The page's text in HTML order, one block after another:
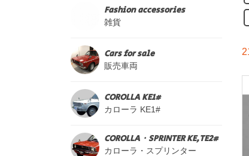
Fashion accessories
雑貨
Cars for sale
販売車両
COROLLA KE1#
カローラ KE1#
COROLLA・SPRINTER KE,TE2#
カローラ・スプリンター